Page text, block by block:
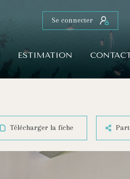
Se connecter
ESTIMATION
Télécharger la fiche